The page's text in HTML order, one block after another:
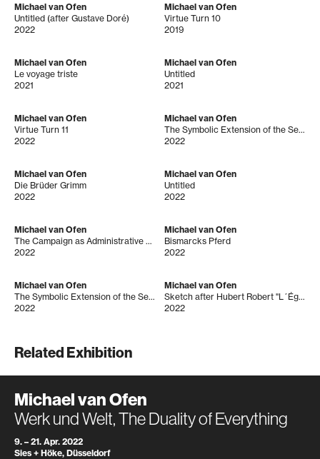
Michael van Ofen
Untitled (after Gustave Doré)
2022
Michael van Ofen
Virtue Turn 10
2019
Michael van Ofen
Le voyage triste
2021
Michael van Ofen
Untitled
2021
Michael van Ofen
Virtue Turn 11
2022
Michael van Ofen
The Symbolic Extension of the Self from the Prospect of the Early Contemporaries. Coloured Textile Application in: Anton von Werner, “Die Proklamierung des Deutschen Kaiserreiches (18. Januar 1871)“, 167 x 202 cm, 1885
2022
Michael van Ofen
Die Brüder Grimm
2022
Michael van Ofen
Untitled
2022
Michael van Ofen
The Campaign as Administrative Representation in: Anton von Werner, „Graf Moltke in seinem Arbeitszimmer in Versailles“, 99 x 71 cm, 1872
2022
Michael van Ofen
Bismarcks Pferd
2022
Michael van Ofen
The Symbolic Extension of the Self from the Prospect of the Early Contemporaries. Coloured Textile Application in: Anton von Werner, “Kaiser Friedrich als Kronprinz auf dem Hofball 1887“, 118 x 95 cm, 1895
2022
Michael van Ofen
Sketch after Hubert Robert "L´Église de la Sorbonne en ruine", 157 x 125 cm, ca. 1800
2022
Related Exhibition
Michael van Ofen
Werk und Welt, The Duality of Everything
9. – 21. Apr. 2022
Sies + Höke, Düsseldorf